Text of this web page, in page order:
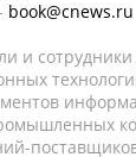
book@cnews.ru
и